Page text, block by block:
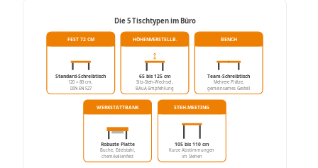
Die 5 Tischtypen im Büro
FEST 72 CM
Standard-Schreibtisch
120 × 80 cm,
DIN EN 527
HÖHENVERSTELLB.
65 bis 125 cm
Sitz-Steh-Wechsel,
BAuA-Empfehlung
BENCH
Team-Schreibtisch
Mehrere Plätze,
gemeinsames Gestell
WERKSTATTBANK
Robuste Platte
Buche, Edelstahl,
chemikalienfest
STEH-MEETING
105 bis 110 cm
Kurze Abstimmungen
im Stehen